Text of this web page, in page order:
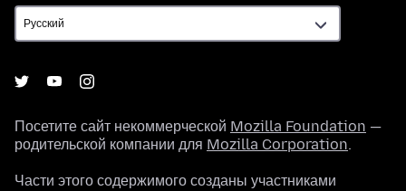
Посетите сайт некоммерческой Mozilla Foundation —
родительской компании для Mozilla Corporation.
Части этого содержимого созданы участниками